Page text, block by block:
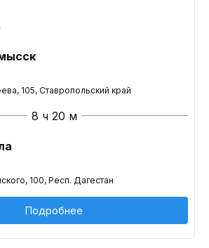
105, Ставропольский край
8 ч 20 м
100, Респ. Дагестан
Подробнее